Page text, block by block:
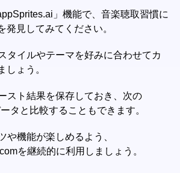
」機能で、音楽聴取習慣に
発見してみてください。
タイルやテーマを好みに合わせてカ
しょう。
スト結果を保存しておき、次の
タと比較することもできます。
や機能が楽しめるよう、
を継続的に利用しましょう。